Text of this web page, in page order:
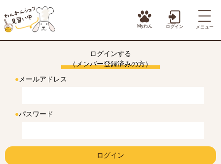
Myわん ログイン メニュー
ログインする
（メンバー登録済みの方）
● メールアドレス
●パスワード
ログイン